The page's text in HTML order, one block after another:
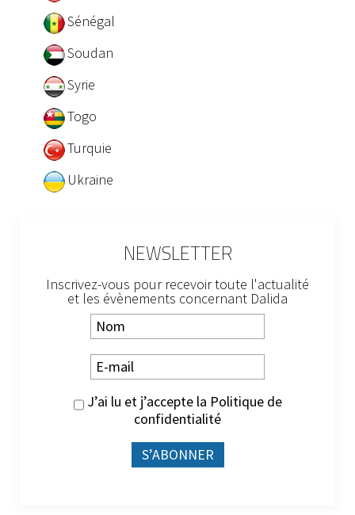
Sénégal
Soudan
Syrie
Togo
Turquie
Ukraine
NEWSLETTER
Inscrivez-vous pour recevoir toute l'actualité
et les évènements concernant Dalida
J’ai lu et j’accepte la Politique de
confidentialité